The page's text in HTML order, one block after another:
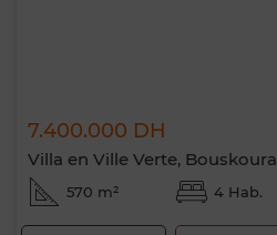
7.400.000 DH
Villa en Ville Verte, Bouskoura
570 m² 4 Hab.